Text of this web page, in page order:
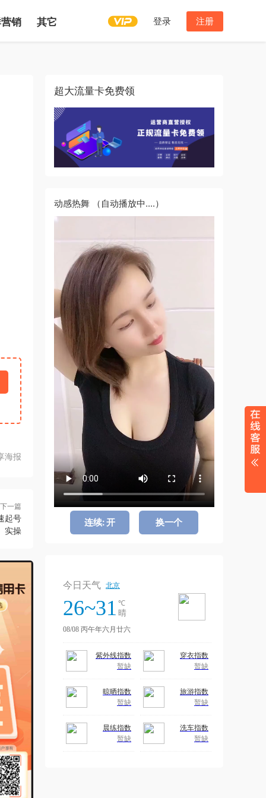
销 其它 登录 注册
海报
下一篇
起号
实操
超大流量卡免费领
动感热舞 （自动播放中....）
连续: 开 换一个